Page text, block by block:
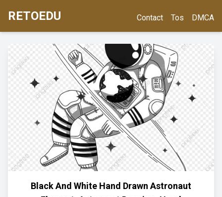
RETOEDU Contact Tos DMCA
Black And White Hand Drawn Astronaut